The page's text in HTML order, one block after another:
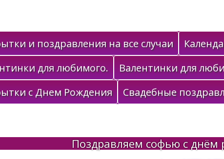
в подарок
и поздравления на все случаи
для любимого.
Валентинки для
с Днем Рождения
Свадебные
Поздравляем софью с